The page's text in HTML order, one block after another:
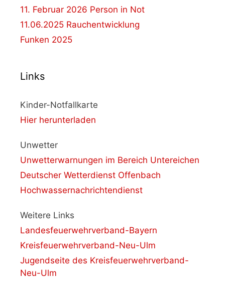
11. Februar 2026 Person in Not
11.06.2025 Rauchentwicklung
Funken 2025
Links
Kinder-Notfallkarte
Hier herunterladen
Unwetter
Unwetterwarnungen im Bereich Untereichen
Deutscher Wetterdienst Offenbach
Hochwassernachrichtendienst
Weitere Links
Landesfeuerwehrverband-Bayern
Kreisfeuerwehrverband-Neu-Ulm
Jugendseite des Kreisfeuerwehrverband-
Neu-Ulm